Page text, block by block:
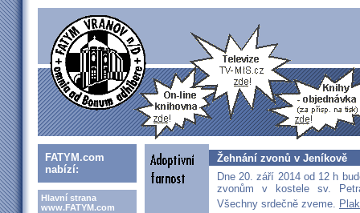
FATYM.com
nabízí:
Hlavní strana
www.FATYM.com
Žehnání zvonů v Jeníkově
Dne 20. září 2014 od 12 h
zvonům v kostele sv.
Všechny srdečně zveme.